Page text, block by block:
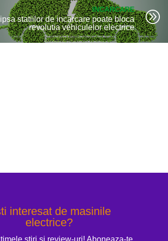
INCARCARE
statiilor de incarcare poate bloca
revolutia vehiculelor electrice
A
interesat de masinile
electrice?
stiri si review-uri! Aboneaza-te